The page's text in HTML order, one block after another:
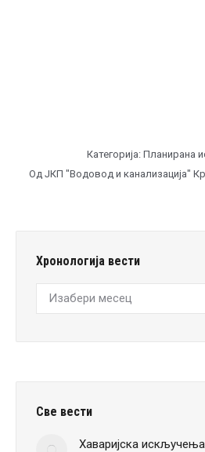
Категорија: Планирана
Од ЈКП "Водовод и канализација"
Хронологија вести
Хронологија
вести
Све вести
Хаваријска